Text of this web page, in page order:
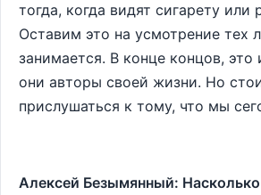
тогда, когда видят сигарету
Оставим это на усмотрение тех
занимается. В конце концов,
они авторы своей жизни. Но
прислушаться к тому, что мы
Алексей Безымянный: